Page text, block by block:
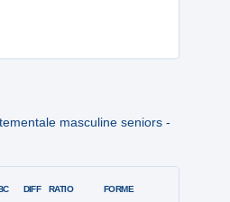
masculine seniors -
DIFF RATIO FORME